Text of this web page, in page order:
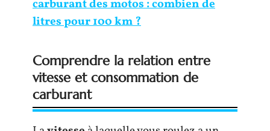
carburant des motos : combien de
litres pour 100 km ?
Comprendre la relation entre
vitesse et consommation de
carburant